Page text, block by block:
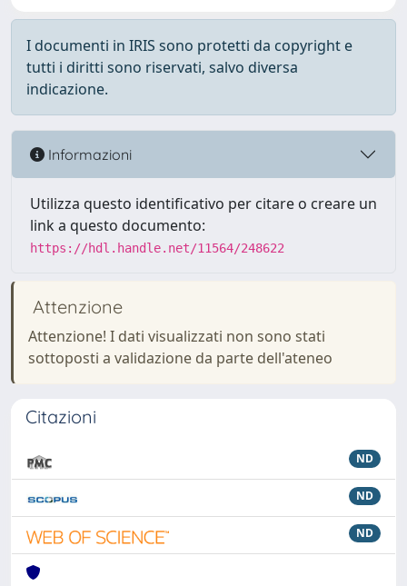
I documenti in IRIS sono protetti da copyright e
tutti i diritti sono riservati, salvo diversa
indicazione.
Informazioni
Utilizza questo identificativo per citare o creare un
link a questo documento:
https://hdl.handle.net/11564/248622
Attenzione
Attenzione! I dati visualizzati non sono stati
sottoposti a validazione da parte dell'ateneo
Citazioni
ND
ND
ND